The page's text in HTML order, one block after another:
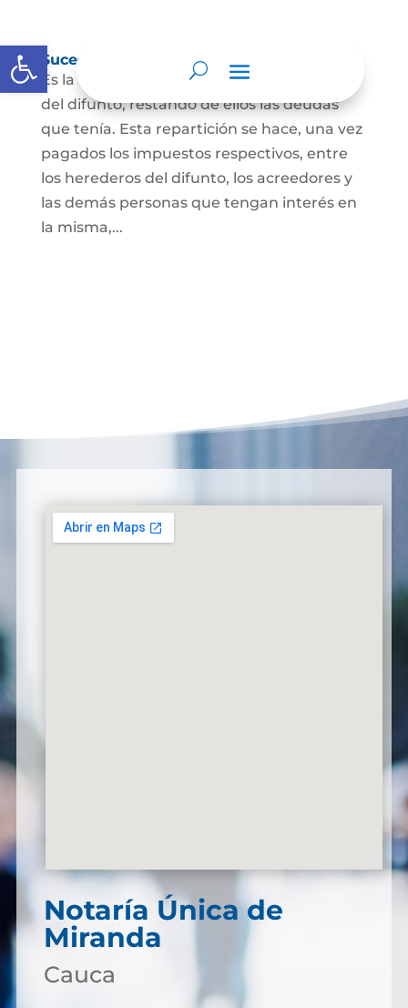
Abrir barra de herramientas
Sucesión de bienes por causa de muerte
Es la que se hace para repartir los bienes
del difunto, restando de ellos las deudas
que tenía. Esta repartición se hace, una vez
pagados los impuestos respectivos, entre
los herederos del difunto, los acreedores y
las demás personas que tengan interés en
la misma,...
Notaría Única de
Miranda
Cauca